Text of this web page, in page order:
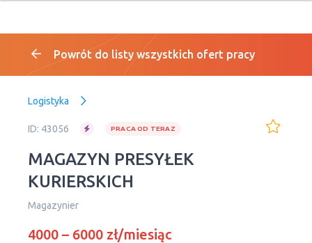
Powrót do listy wszystkich ofert pracy
Logistyka
ID: 43056 PRACA OD TERAZ
MAGAZYN PRESYŁEK
KURIERSKICH
Magazynier
4000 – 6000 zł/miesiąc